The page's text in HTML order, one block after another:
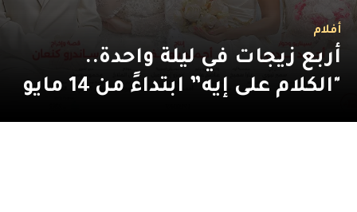
أفلام
أربع زيجات في ليلة واحدة..
"الكلام على إيه” ابتداءً من 14 مايو